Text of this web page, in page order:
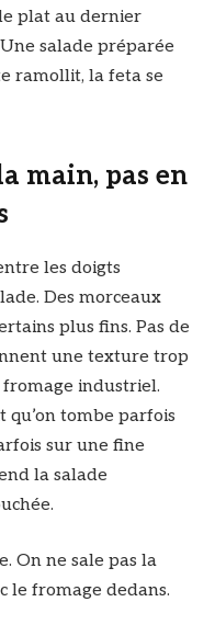
plat au dernier
salade préparée
ramollit, la feta se
main, pas en
les doigts
Des morceaux
plus fins. Pas de
une texture trop
industriel.
qu’on tombe parfois
sur une fine
la salade
On ne sale pas la
le fromage dedans.